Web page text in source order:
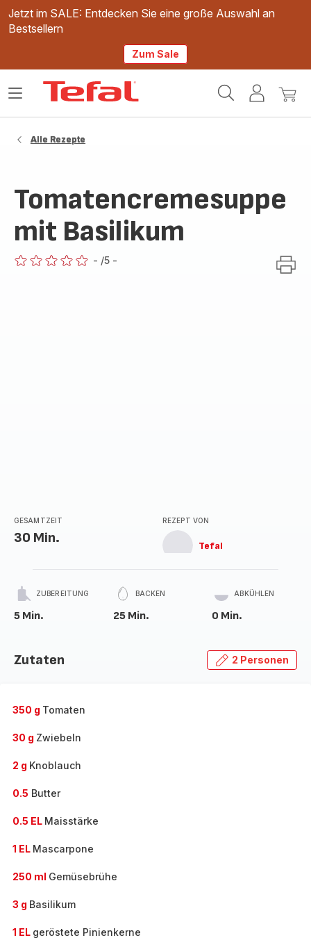
Jetzt im SALE: Entdecken Sie eine große Auswahl an
Bestsellern
Zum Sale
Mein
Mein
Das
Alle Rezepte
Tomatencremesuppe
mit Basilikum
- /5 -
GESAMTZEIT
30 Min.
REZEPT VON
Tefal
ZUBEREITUNG
5 Min.
BACKEN
25 Min.
ABKÜHLEN
0 Min.
Zutaten 2 Personen
350 g Tomaten
30 g Zwiebeln
2 g Knoblauch
0.5 Butter
0.5 EL Maisstärke
1 EL Mascarpone
250 ml Gemüsebrühe
3 g Basilikum
1 EL geröstete Pinienkerne